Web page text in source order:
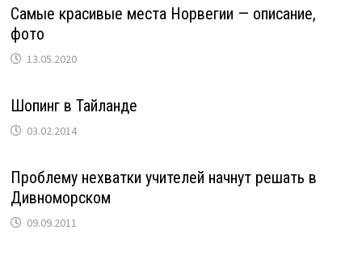
Самые красивые места Норвегии — описание,
фото
13.05.2020
Шопинг в Тайланде
03.02.2014
Проблему нехватки учителей начнут решать в
Дивноморском
09.09.2011